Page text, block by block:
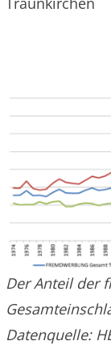
Der Anteil der
Datenquelle: